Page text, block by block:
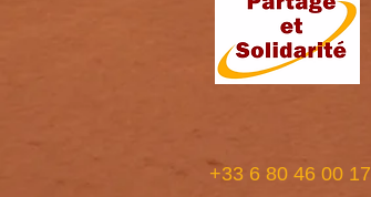
+33 6 80 46 00 17